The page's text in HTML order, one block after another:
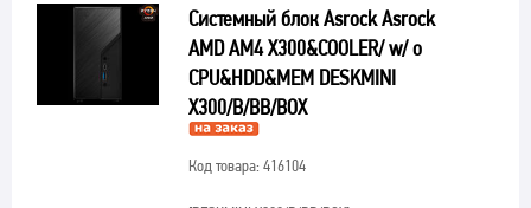
Системный блок Asrock Asrock
AMD AM4 X300&COOLER/ w/ o
CPU&HDD&MEM DESKMINI
X300/B/BB/BOX
Код товара: 416104